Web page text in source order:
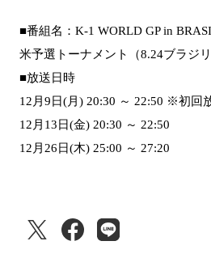
■番組名：K-1 WORLD GP in
米予選トーナメント（8.24ブラジリ
■放送日時
12月9日(月) 20:30 ～ 22:50 ※初回
12月13日(金) 20:30 ～ 22:50
12月26日(木) 25:00 ～ 27:20